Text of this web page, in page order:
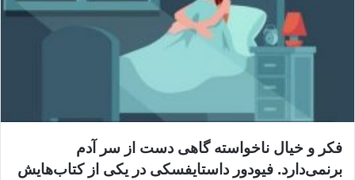
فکر و خیال ناخواسته گاهی دست از سر آدم
برنمی‌دارد. فیودور داستایفسکی در یکی از کتاب‌هایش